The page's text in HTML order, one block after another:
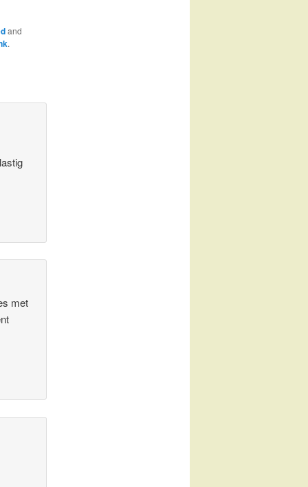
and
.
met